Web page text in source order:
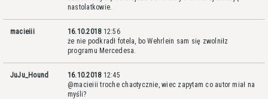
nastolatkowie.
macieiii 16.10.2018 12:56
że nie podkradł fotela, bo Wehrlein sam się zwolniłz
programu Mercedesa.
JuJu_Hound 16.10.2018 12:45
@macieiii troche chaotycznie, wiec zapytam co autor miał na
myśli?